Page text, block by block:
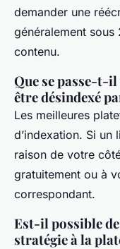
demander une
généralement
contenu.
Que se passe-t-
être désindexé
Les meilleures
d’indexation. Si un
raison de votre
gratuitement ou à
correspondant.
Est-il possible
stratégie à la